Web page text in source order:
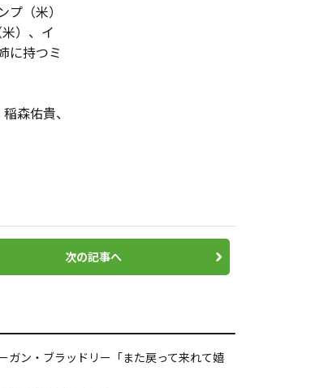
（米）
）、イ
に持つミ
森佑貴、
次の記事へ
ガン・ブラッドリー「また戻って来れて嬉